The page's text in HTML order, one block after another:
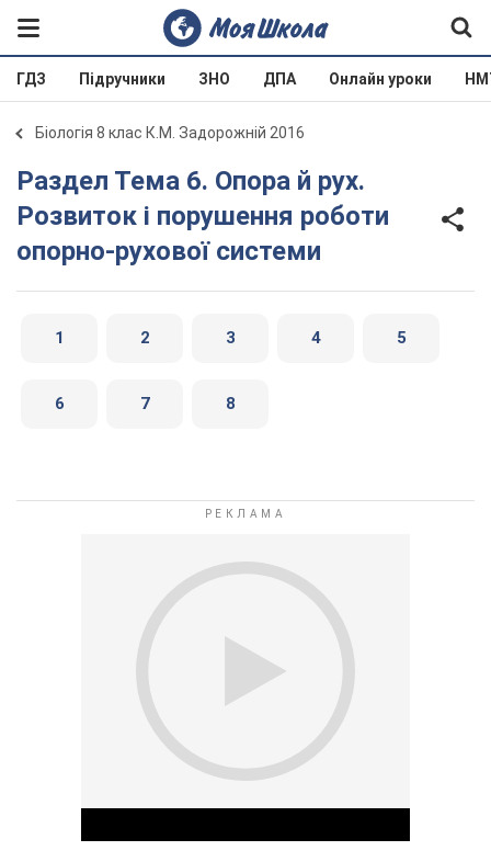
ГДЗ Підручники ЗНО ДПА Онлайн уроки
Біологія 8 клас К.М. Задорожній 2016
Раздел Тема 6. Опора й рух.
Розвиток і порушення роботи
опорно-рухової системи
1 2 3 4 5
6 7 8